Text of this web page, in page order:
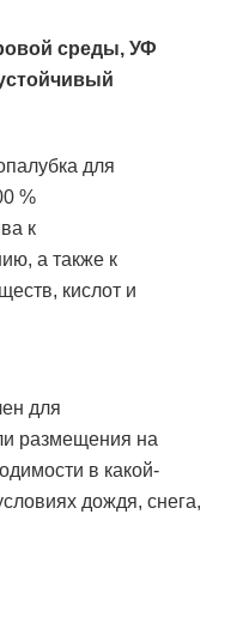
среды, УФ
для
%
к
а также к
кислот и
для
размещения на
в какой-
дождя, снега,